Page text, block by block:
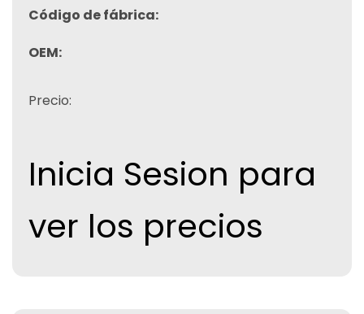
Código de fábrica:
OEM:
Precio:
Inicia Sesion para
ver los precios